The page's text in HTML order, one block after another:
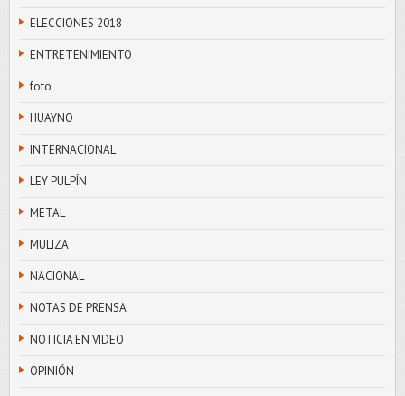
ELECCIONES 2018
ENTRETENIMIENTO
foto
HUAYNO
INTERNACIONAL
LEY PULPÍN
METAL
MULIZA
NACIONAL
NOTAS DE PRENSA
NOTICIA EN VIDEO
OPINIÓN